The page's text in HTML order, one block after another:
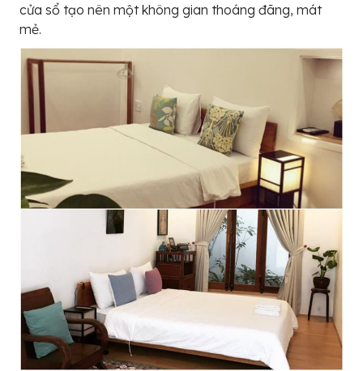
cửa sổ tạo nên một không gian thoáng đãng, mát
mẻ.